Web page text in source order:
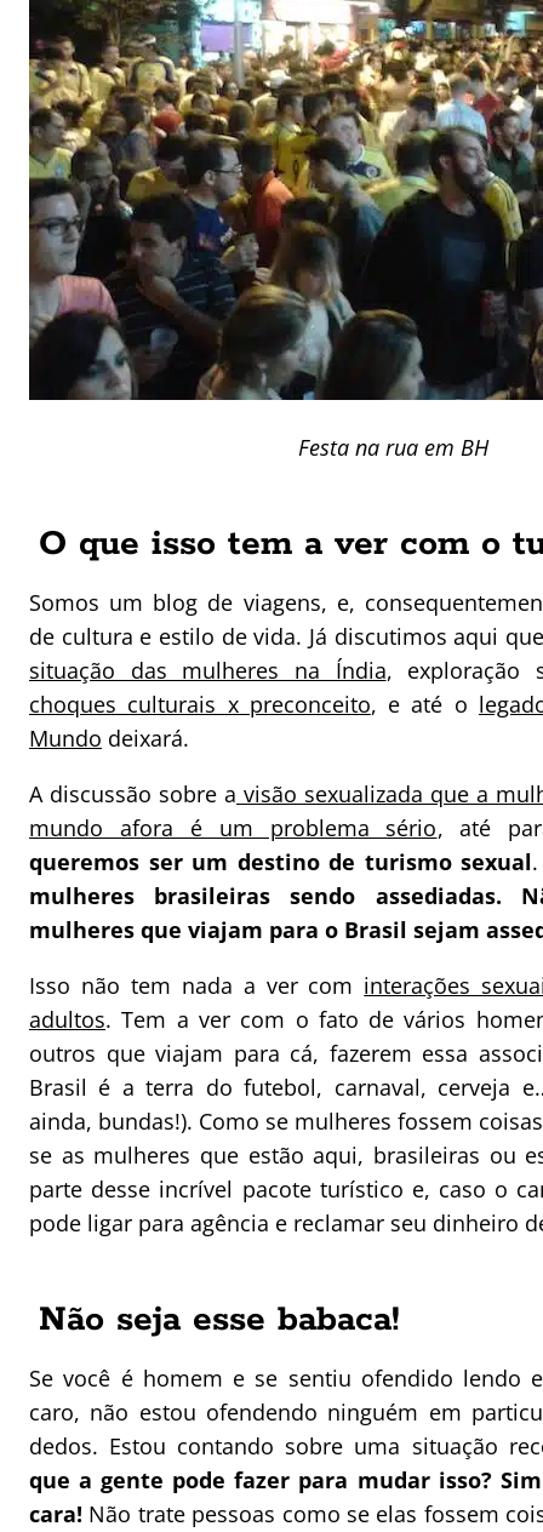
Festa na rua em BH
O que isso tem a ver com o
Somos um blog de viagens, e,
de cultura e estilo de vida. Já discutimos aqui
situação das mulheres na Índia, exploração
choques culturais x preconceito, e até o
Mundo deixará.
A discussão sobre a visão sexualizada que a
mundo afora é um problema sério, até
queremos ser um destino de turismo sexual
mulheres brasileiras sendo assediadas.
mulheres que viajam para o Brasil sejam
Isso não tem nada a ver com interações
adultos. Tem a ver com o fato de vários
outros que viajam para cá, fazerem essa
Brasil é a terra do futebol, carnaval, cerveja
ainda, bundas!). Como se mulheres fossem
se as mulheres que estão aqui, brasileiras ou
parte desse incrível pacote turístico e, caso o
pode ligar para agência e reclamar seu dinheiro
Não seja esse babaca!
Se você é homem e se sentiu ofendido lendo
caro, não estou ofendendo ninguém em
dedos. Estou contando sobre uma situação
que a gente pode fazer para mudar isso?
cara! Não trate pessoas como se elas fossem